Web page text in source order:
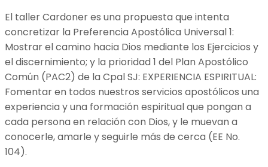
El taller Cardoner es una propuesta que intenta
concretizar la Preferencia Apostólica Universal 1:
Mostrar el camino hacia Dios mediante los Ejercicios y
el discernimiento; y la prioridad 1 del Plan Apostólico
Común (PAC2) de la Cpal SJ: EXPERIENCIA ESPIRITUAL:
Fomentar en todos nuestros servicios apostólicos una
experiencia y una formación espiritual que pongan a
cada persona en relación con Dios, y le muevan a
conocerle, amarle y seguirle más de cerca (EE No.
104).